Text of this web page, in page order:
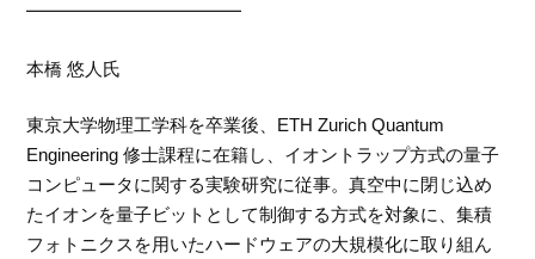
━━━━━━━━━━━━
本橋 悠人氏
東京大学物理工学科を卒業後、ETH Zurich Quantum
Engineering 修士課程に在籍し、イオントラップ方式の量子
コンピュータに関する実験研究に従事。真空中に閉じ込め
たイオンを量子ビットとして制御する方式を対象に、集積
フォトニクスを用いたハードウェアの大規模化に取り組ん